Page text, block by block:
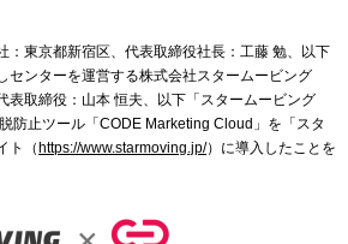
：東京都新宿区、代表取締役社長：工藤 勉、以下
センターを運営する株式会社スタームービング
表取締役：山本 恒夫、以下「スタームービング
防止ツール「CODE Marketing Cloud」を「スタ
ト（ https://www.starmoving.jp/）に導入したことを